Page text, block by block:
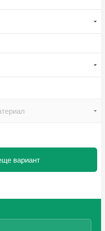
+ Добавить еще вариант